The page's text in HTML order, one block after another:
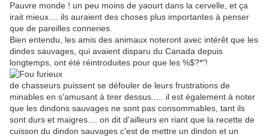
Pauvre monde ! un peu moins de yaourt dans la cervelle, et ça
irait mieux.... ils auraient des choses plus importantes à penser
que de pareilles conneries.
Bien entendu, les amis des animaux noteront avec intérêt que les
dindes sauvages, qui avaient disparu du Canada depuis
longtemps, ont été réintroduites pour que les %$?*"!
de chasseurs puissent se défouler de leurs frustrations de
minables en s'amusant à tirer dessus..... il est également à noter
que les dindons sauvages ne sont pas consommables, tant ils
sont durs et maigres.... on dit d'ailleurs en riant que la recette de
cuisson du dindon sauvages c'est de mettre un dindon et un